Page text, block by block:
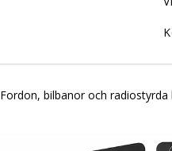
Fordon, bilbanor och radiostyrda